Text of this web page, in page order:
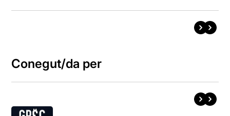
Conegut/da per